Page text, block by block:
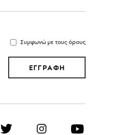
Συμφωνώ με τους όρους
ΕΓΓΡΑΦΗ